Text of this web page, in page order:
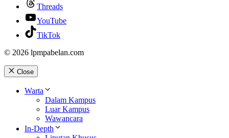
Threads
YouTube
TikTok
© 2026 lpmpabelan.com
Close
Warta
Dalam Kampus
Luar Kampus
Wawancara
In-Depth